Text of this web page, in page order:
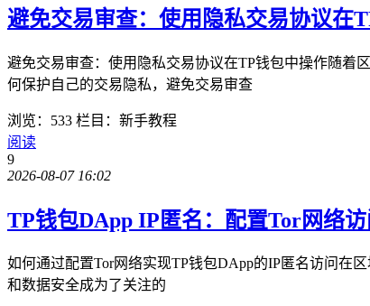
避免交易审查：使用隐私交易协议在
避免交易审查：使用隐私交易协议在TP钱包中操作随着
何保护自己的交易隐私，避免交易审查
浏览：533 栏目：新手教程
阅读
9
2026-08-07 16:02
TP钱包DApp IP匿名：配置Tor网络
如何通过配置Tor网络实现TP钱包DApp的IP匿名访问在
和数据安全成为了关注的